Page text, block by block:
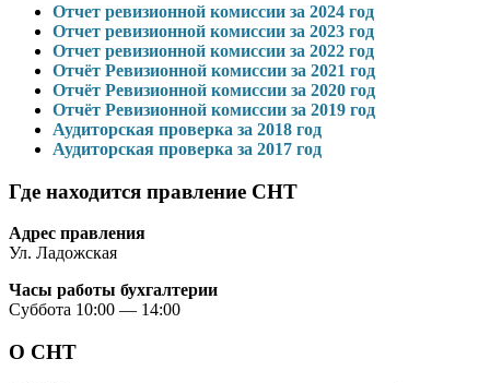
Отчет ревизионной комиссии за 2024 год
Отчет ревизионной комиссии за 2023 год
Отчет ревизионной комиссии за 2022 год
Отчёт Ревизионной комиссии за 2021 год
Отчёт Ревизионной комиссии за 2020 год
Отчёт Ревизионной комиссии за 2019 год
Аудиторская проверка за 2018 год
Аудиторская проверка за 2017 год
Где находится правление СНТ
Адрес правления
Ул. Ладожская
Часы работы бухгалтерии
Суббота 10:00 — 14:00
О СНТ